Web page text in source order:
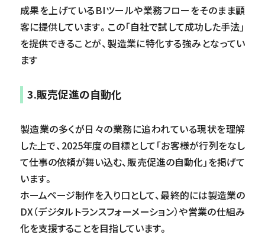
成果を上げているBIツールや業務フローをそのまま顧
客に提供しています。この「自社で試して成功した手法」
を提供できることが、製造業に特化する強みとなってい
ます
3.販売促進の自動化
製造業の多くが日々の業務に追われている現状を理解
した上で、2025年度の目標として「お客様が行列をなし
て仕事の依頼が舞い込む、販売促進の自動化」を掲げて
います。
ホームページ制作を入り口として、最終的には製造業の
DX（デジタルトランスフォーメーション）や営業の仕組み
化を支援することを目指しています。